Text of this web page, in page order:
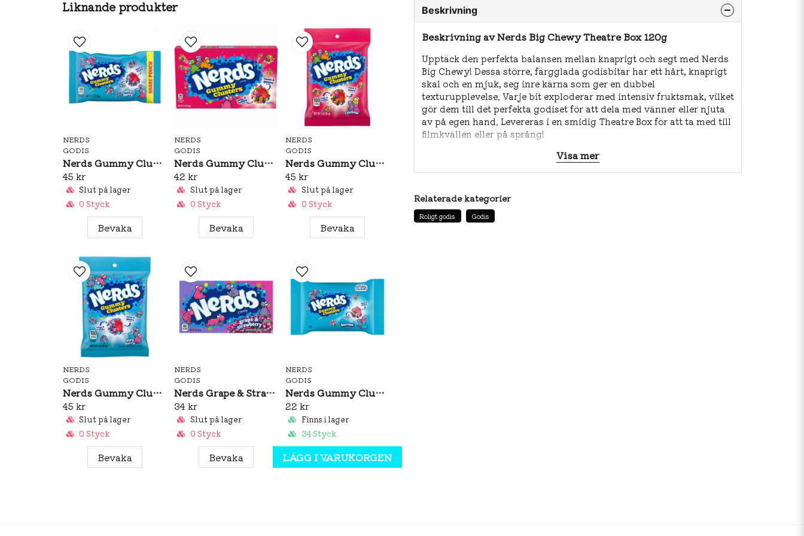
Liknande produkter
NERDS
GODIS
Nerds Gummy Clusters Very Berry 85g
45 kr
Slut på lager
0 Styck
Bevaka
NERDS
GODIS
Nerds Gummy Clusters Theatrebox 85g
42 kr
Slut på lager
0 Styck
Bevaka
NERDS
GODIS
Nerds Gummy Clusters Rainbow (Bag) 85g
45 kr
Slut på lager
0 Styck
Bevaka
NERDS
GODIS
Nerds Gummy Clusters Very Berry (Bag) 85g
45 kr
Slut på lager
0 Styck
Bevaka
NERDS
GODIS
Nerds Grape & Strawberry Theatre Box 141g
34 kr
Slut på lager
0 Styck
Bevaka
NERDS
GODIS
Nerds Gummy Clusters Berries 45g
22 kr
Finns i lager
34 Styck
LÄGG I VARUKORGEN
Beskrivning
Beskrivning av Nerds Big Chewy Theatre Box 120g
Upptäck den perfekta balansen mellan knaprigt och segt med Nerds
Big Chewy! Dessa större, färgglada godisbitar har ett hårt, knaprigt
skal och en mjuk, seg inre kärna som ger en dubbel
texturupplevelse. Varje bit exploderar med intensiv fruktsmak, vilket
gör dem till det perfekta godiset för att dela med vänner eller njuta
av på egen hand. Levereras i en smidig Theatre Box för att ta med till
filmkvällen eller på språng!
Dextros, socker, glukossirap, modifierad
(karnaubavax).
Visa mer
Relaterade kategorier
Roligt godis Godis